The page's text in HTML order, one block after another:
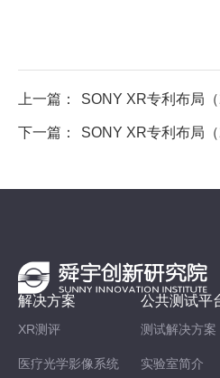
上一篇： SONY XR专利布局（
下一篇： SONY XR专利布局（
解决方案
XR测评
医疗光学影像系统
公共测试平
测试解决方案
实验室简介